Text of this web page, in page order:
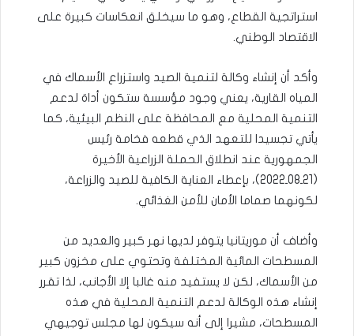
استراتجية القطاع، وهو ما سيخلق انعكاسات كبيرة على
الاقتصاد الوطني.
وأكد أن إنشاء وكالة لتنمية الصيد واستزراع الأسماك في
المياه القارية، يعني وجود مؤسسة ستكون أداة لدعم
التنمية المحلية مع المحافظة على النظم البيئية، كما
يأتي تجسيدا للتعهد الذي قطعه فخامة رئيس
الجمهورية عند انطلاق الحملة الزراعية الأخيرة
(21ـ08ـ2022)، بإعطاء العناية الكافية للصيد والزراعة،
لكونهما صماما الأمان للأمن الغذائي.
وأضاف أن موريتانيا يتوفر لديها نهر كبير والعديد من
المسطحات المائية المختلفة وتحتوي على مخزون كبير
من الأسماك، لكن لا يستفيد منه غالبا إلا الأجانب، لذا تقرر
إنشاء هذه الوكالة لدعم التنمية المحلية في هذه
المسطحات، مشيرا إلى أنه سيكون لها مجلس توجيهي